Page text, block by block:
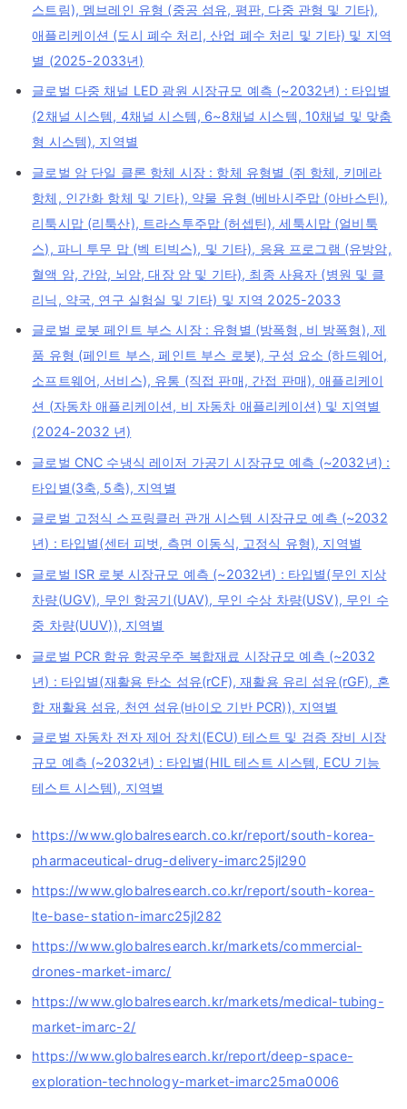
스트림), 멤브레인 유형 (중공 섬유, 평판, 다중 관형 및 기타),
애플리케이션 (도시 폐수 처리, 산업 폐수 처리 및 기타) 및 지역
별 (2025-2033년)
글로벌 다중 채널 LED 광원 시장규모 예측 (~2032년) : 타입별
(2채널 시스템, 4채널 시스템, 6~8채널 시스템, 10채널 및 맞춤
형 시스템), 지역별
글로벌 암 단일 클론 항체 시장 : 항체 유형별 (쥐 항체, 키메라
항체, 인간화 항체 및 기타), 약물 유형 (베바시주맙 (아바스틴),
리툭시맙 (리툭산), 트라스투주맙 (허셉틴), 세툭시맙 (얼비툭
스), 파니 투무 맙 (벡 티빅스), 및 기타), 응용 프로그램 (유방암,
혈액 암, 간암, 뇌암, 대장 암 및 기타), 최종 사용자 (병원 및 클
리닉, 약국, 연구 실험실 및 기타) 및 지역 2025-2033
글로벌 로봇 페인트 부스 시장 : 유형별 (방폭형, 비 방폭형), 제
품 유형 (페인트 부스, 페인트 부스 로봇), 구성 요소 (하드웨어,
소프트웨어, 서비스), 유통 (직접 판매, 간접 판매), 애플리케이
션 (자동차 애플리케이션, 비 자동차 애플리케이션) 및 지역별
(2024-2032 년)
글로벌 CNC 수냉식 레이저 가공기 시장규모 예측 (~2032년) :
타입별(3축, 5축), 지역별
글로벌 고정식 스프링클러 관개 시스템 시장규모 예측 (~2032
년) : 타입별(센터 피벗, 측면 이동식, 고정식 유형), 지역별
글로벌 ISR 로봇 시장규모 예측 (~2032년) : 타입별(무인 지상
차량(UGV), 무인 항공기(UAV), 무인 수상 차량(USV), 무인 수
중 차량(UUV)), 지역별
글로벌 PCR 함유 항공우주 복합재료 시장규모 예측 (~2032
년) : 타입별(재활용 탄소 섬유(rCF), 재활용 유리 섬유(rGF), 혼
합 재활용 섬유, 천연 섬유(바이오 기반 PCR)), 지역별
글로벌 자동차 전자 제어 장치(ECU) 테스트 및 검증 장비 시장
규모 예측 (~2032년) : 타입별(HIL 테스트 시스템, ECU 기능
테스트 시스템), 지역별
https://www.globalresearch.co.kr/report/south-korea-
pharmaceutical-drug-delivery-imarc25jl290
https://www.globalresearch.co.kr/report/south-korea-
lte-base-station-imarc25jl282
https://www.globalresearch.kr/markets/commercial-
drones-market-imarc/
https://www.globalresearch.kr/markets/medical-tubing-
market-imarc-2/
https://www.globalresearch.kr/report/deep-space-
exploration-technology-market-imarc25ma0006